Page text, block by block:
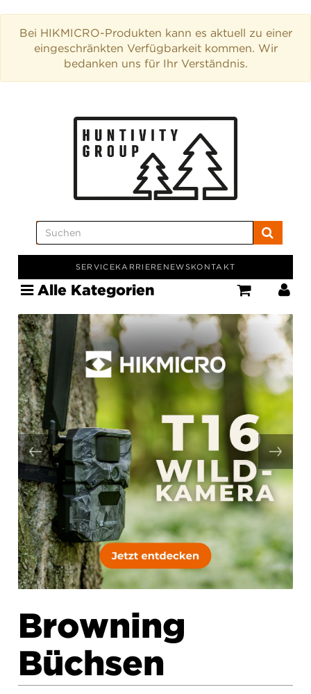
Bei HIKMICRO-Produkten kann es aktuell zu einer
eingeschränkten Verfügbarkeit kommen. Wir
bedanken uns für Ihr Verständnis.
SERVICEKARRIERE NEWSKONTAKT
Alle Kategorien
Browning
Büchsen